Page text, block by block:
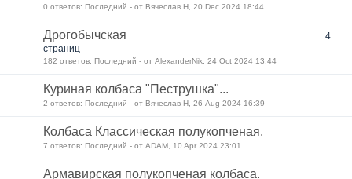
0 ответов: Последний - от Вячеслав Н, 20 Dec 2024 18:44
Дрогобычская
4
страниц
182 ответов: Последний - от AlexanderNik, 24 Oct 2024 13:44
Куриная колбаса "Пеструшка"...
2 ответов: Последний - от Вячеслав Н, 26 Aug 2024 16:39
Колбаса Классическая полукопченая.
7 ответов: Последний - от ADAM, 10 Apr 2024 23:01
Армавирская полукопченая колбаса.